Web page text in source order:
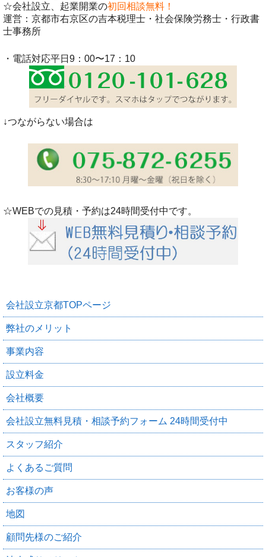
☆会社設立、起業開業の初回相談無料！
運営：京都市右京区の吉本税理士・社会保険労務士・行政書
士事務所
・電話対応平日9：00〜17：10
↓つながらない場合は
☆WEBでの見積・予約は24時間受付中です。
会社設立京都TOPページ
弊社のメリット
事業内容
設立料金
会社概要
会社設立無料見積・相談予約フォーム 24時間受付中
スタッフ紹介
よくあるご質問
お客様の声
地図
顧問先様のご紹介